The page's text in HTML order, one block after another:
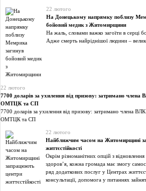
22 лютого
На Донецькому напрямку поблизу
бойовий медик з Житомирщини
На жаль, словами важко загоїти в серці
Адже смерть найріднішої людини –
22 лютого
7700 доларів за ухилення від призову: затримано члена
ОМТЦК та СП
7700 доларів за ухилення від призову: затримано члена
ОМТЦК та СП
22 лютого
Найближчим часом на Житомирщині
життєстійкості
Окрім різноманітних опцій з
здоров’я, кожна громада має змогу
ряд додаткових послуг у Центрах
консультації, допомога у питаннях